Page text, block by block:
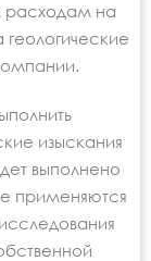
расходам на
изыскания
выполнено
применяются